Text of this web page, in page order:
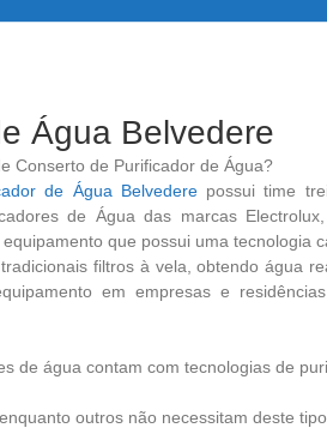
Água Belvedere
Conserto de Purificador de Água?
de Água Belvederepossui time
de Água das marcas Electrolux,
que possui uma tecnologia
filtros à vela, obtendo água
em empresas e
de água contam com tecnologias de
outros não necessitam deste